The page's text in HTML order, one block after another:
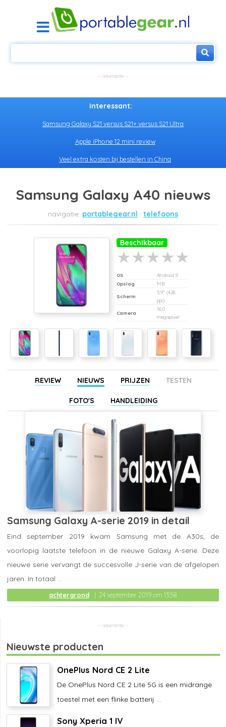
Interessant:
Samsung Galaxy S21 versus S21+ versus S21 Ultra
Apple iPhone 12 mini review
Veel extra kosten bij bestellen in China
Samsung Galaxy A40 nieuws
portablegear.nl telefoons
Beschikbaar
OS
Android 9
Opslag
MB
Scherm
5,9" (428
ppi)
Camera
16,0
megapixel
REVIEW NIEUWS PRIJZEN TESTEN
FOTO'S HANDLEIDING
Samsung Galaxy A-serie 2019 in detail
achtergrond 24 september 2019 om 13:58
Eind september 2019 kwam Samsung met de A30s, de
voorlopig laatste telefoon in de nieuwe Galaxy A-serie. Deze
nieuwe serie vervangt de succesvolle J-serie van de afgelopen
jaren. In totaal ...
Nieuwste producten
OnePlus Nord CE 2 Lite
De OnePlus Nord CE 2 Lite 5G is een midrange
toestel met een flinke batterij ...
Sony Xperia 1 IV